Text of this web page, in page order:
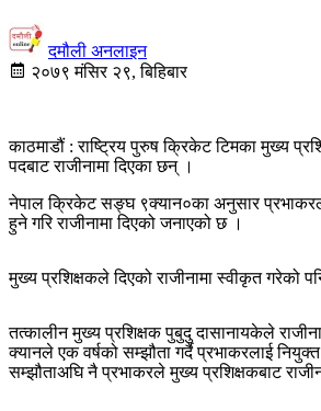
दमौली अनलाइन
२०७९ मंसिर २९, बिहिबार
काठमाडौं : राष्ट्रिय पुरुष क्रिकेट टिमका मुख्य
पदबाट राजीनामा दिएका छन् ।
नेपाल क्रिकेट सङ्घ ९क्यान०का अनुसार
हुने गरि राजीनामा दिएको जनाएको छ ।
मुख्य प्रशिक्षकले दिएको राजीनामा स्वीकृत गरेको
तत्कालीन मुख्य प्रशिक्षक पुबुदु दासानायकेले
क्यानले एक वर्षको सम्झौता गर्दै प्रभाकरलाई
सम्झौताअघि नै प्रभाकरले मुख्य प्रशिक्षकबाट